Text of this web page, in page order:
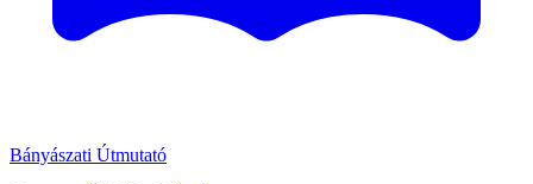
Bányászati Útmutató